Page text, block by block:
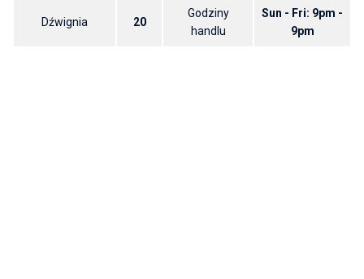
Dźwignia 20
Godziny
handlu
Sun - Fri: 9pm -
9pm